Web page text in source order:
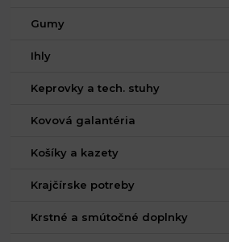
Gumy
Ihly
Keprovky a tech. stuhy
Kovová galantéria
Košíky a kazety
Krajčírske potreby
Krstné a smútočné doplnky